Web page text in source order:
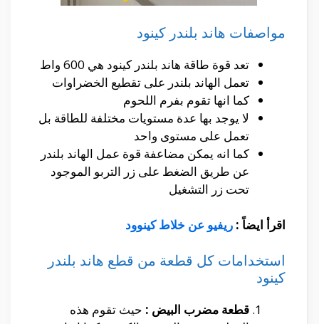
مواصفات هاند بلندر كينود
تعد قوة طاقة هاند بلندر كينود هي 600 واط
تعمل الهاند بلندر على تقطيع الخضراوات
كما انها تقوم بفرم اللحوم
لا يوجد بها عدة مستويات مختلفة للطاقة بل
تعمل على مستوى واحد
كما انه يمكن مضاعفة قوة عمل الهاند بلندر
عن طريق الضغط على زر التربو الموجود
تحت زر التشغيل
اقرأ ايضاً : ريفيو عن خلاط كينوود
استخدامات كل قطعة من قطع هاند بلندر
كينود
قطعة مضرب البيض : حيث تقوم هذه